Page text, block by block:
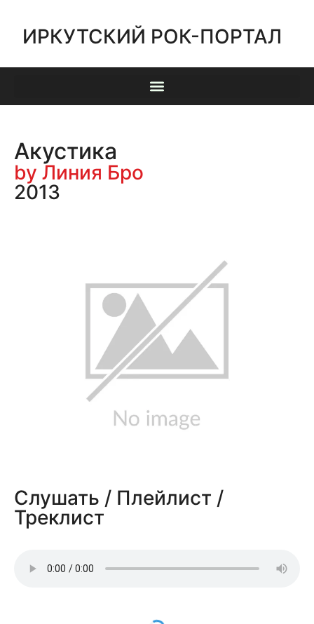
ИРКУТСКИЙ РОК-ПОРТАЛ
Акустика
by Линия Бро
2013
Слушать / Плейлист /
Треклист